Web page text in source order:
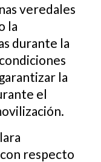
veredales
la
durante la
la
el
respecto